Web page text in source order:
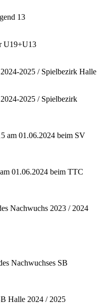
13
U19+U13
2025 / Spielbezirk Halle
2025 / Spielbezirk
am 01.06.2024 beim SV
01.06.2024 beim TTC
Nachwuchs 2023 / 2024
Nachwuchses SB
Halle 2024 / 2025